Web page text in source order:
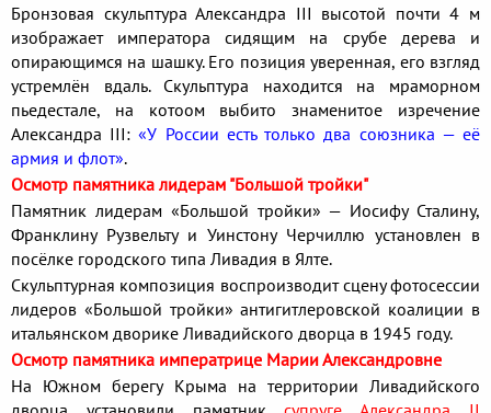
Бронзовая скульптура Александра III высотой почти 4 м
изображает императора сидящим на срубе дерева и
опирающимся на шашку. Его позиция уверенная, его взгляд
устремлён вдаль. Скульптура находится на мраморном
пьедестале, на котоом выбито знаменитое изречение
Александра III:«У России есть только два союзника — её
армия и флот».
Осмотр памятника лидерам "Большой тройки"
Памятник лидерам «Большой тройки» — Иосифу Сталину,
Франклину Рузвельту и Уинстону Черчиллю установлен в
посёлке городского типа Ливадия в Ялте.
Скульптурная композиция воспроизводит сцену фотосессии
лидеров «Большой тройки» антигитлеровской коалиции в
итальянском дворике Ливадийского дворца в 1945 году.
Осмотр памятника императрице Марии Александровне
На Южном берегу Крыма на территории Ливадийского